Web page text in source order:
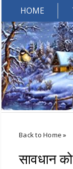
HOME
Welcomes You.....
Back to Home »
सावधान